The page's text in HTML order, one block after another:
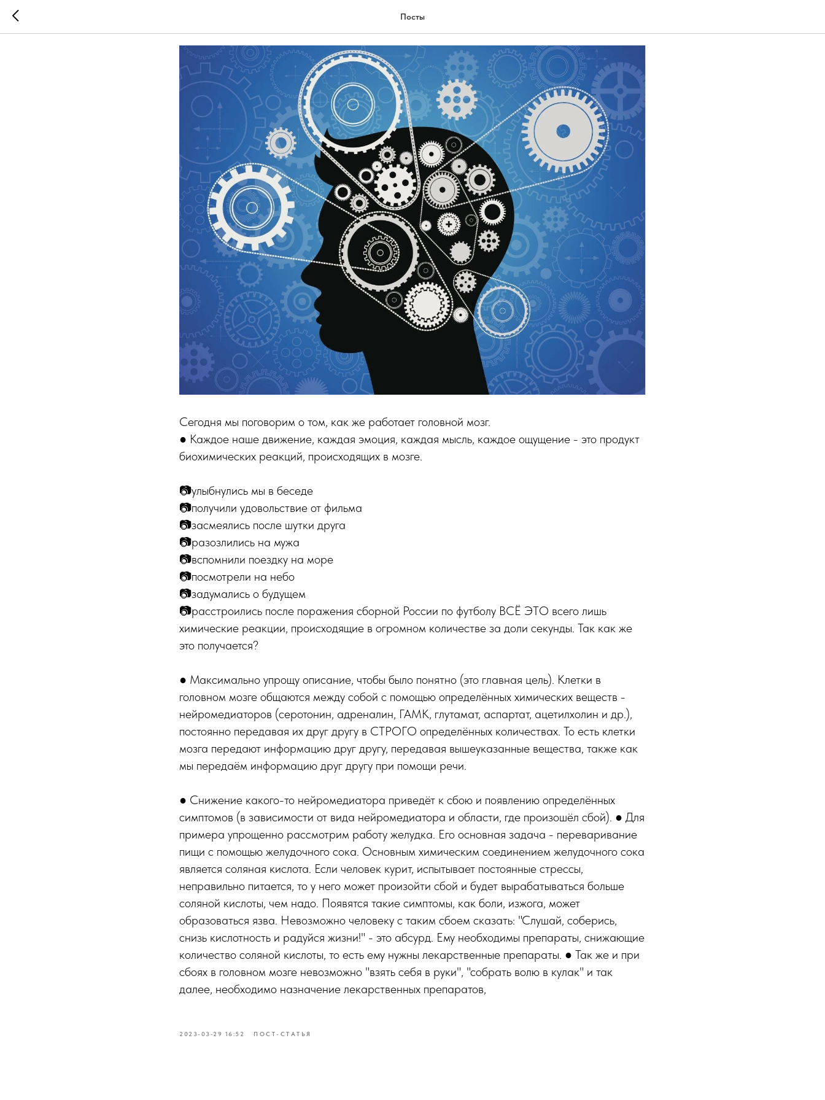
Посты
Сегодня мы поговорим о том, как же работает головной мозг.
● Каждое наше движение, каждая эмоция, каждая мысль, каждое ощущение - это продукт
биохимических реакций, происходящих в мозге.
📷улыбнулись мы в беседе
📷получили удовольствие от фильма
📷засмеялись после шутки друга
📷разозлились на мужа
📷вспомнили поездку на море
📷посмотрели на небо
📷задумались о будущем
📷расстроились после поражения сборной России по футболу ВСЁ ЭТО всего лишь
химические реакции, происходящие в огромном количестве за доли секунды. Так как же
это получается?
● Максимально упрощу описание, чтобы было понятно (это главная цель). Клетки в
головном мозге общаются между собой с помощью определённых химических веществ -
нейромедиаторов (серотонин, адреналин, ГАМК, глутамат, аспартат, ацетилхолин и др.),
постоянно передавая их друг другу в СТРОГО определённых количествах. То есть клетки
мозга передают информацию друг другу, передавая вышеуказанные вещества, также как
мы передаём информацию друг другу при помощи речи.
● Снижение какого-то нейромедиатора приведёт к сбою и появлению определённых
симптомов (в зависимости от вида нейромедиатора и области, где произошёл сбой). ● Для
примера упрощенно рассмотрим работу желудка. Его основная задача - переваривание
пищи с помощью желудочного сока. Основным химическим соединением желудочного сока
является соляная кислота. Если человек курит, испытывает постоянные стрессы,
неправильно питается, то у него может произойти сбой и будет вырабатываться больше
соляной кислоты, чем надо. Появятся такие симптомы, как боли, изжога, может
образоваться язва. Невозможно человеку с таким сбоем сказать: "Слушай, соберись,
снизь кислотность и радуйся жизни!" - это абсурд. Ему необходимы препараты, снижающие
количество соляной кислоты, то есть ему нужны лекарственные препараты. ● Так же и при
сбоях в головном мозге невозможно "взять себя в руки", "собрать волю в кулак" и так
далее, необходимо назначение лекарственных препаратов,
2023-03-29 16:52 ПОСТ-СТАТЬЯ